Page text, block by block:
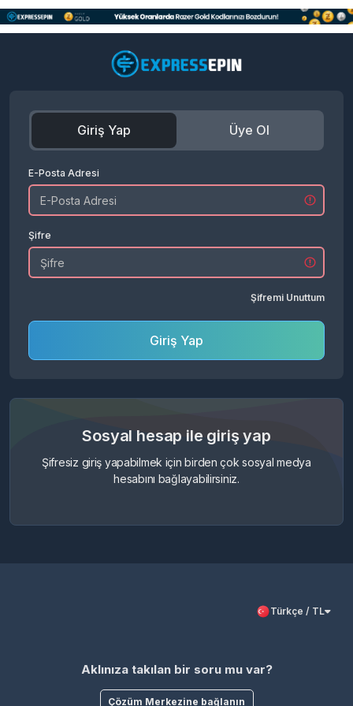
Giriş Yap Üye Ol
E-Posta Adresi
Şifre
Şifremi Unuttum
Giriş Yap
Sosyal hesap ile giriş yap
Şifresiz giriş yapabilmek için birden çok sosyal medya
hesabını bağlayabilirsiniz.
Türkçe / TL
Aklınıza takılan bir soru mu var?
Çözüm Merkezine bağlanın